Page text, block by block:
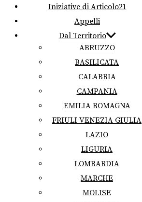
Iniziative di Articolo21
Appelli
Dal Territorio
ABRUZZO
BASILICATA
CALABRIA
CAMPANIA
EMILIA ROMAGNA
FRIULI VENEZIA GIULIA
LAZIO
LIGURIA
LOMBARDIA
MARCHE
MOLISE